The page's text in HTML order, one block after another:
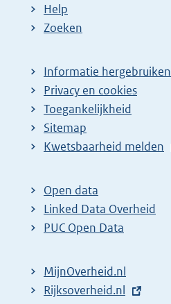
Help
Zoeken
Informatie hergebruiken
Privacy en cookies
Toegankelijkheid
Sitemap
E
t
e
r
l
i
Kwetsbaarheid melden
Open data
Linked Data Overheid
PUC Open Data
MijnOverheid.nl
E
Rijksoverheid.nl